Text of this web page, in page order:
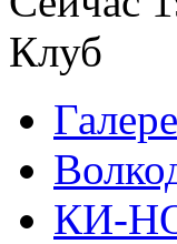
Клуб
КИ-